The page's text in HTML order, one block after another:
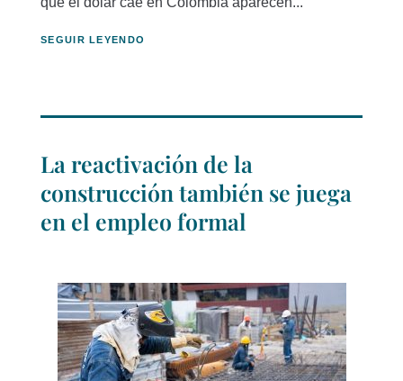
SEGUIR LEYENDO
La reactivación de la
construcción también se juega
en el empleo formal